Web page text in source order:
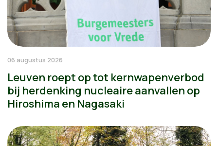
06 augustus 2026
Leuven roept op tot kernwapenverbod
bij herdenking nucleaire aanvallen op
Hiroshima en Nagasaki